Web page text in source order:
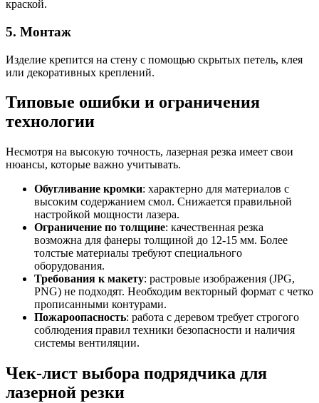
краской.
5. Монтаж
Изделие крепится на стену с помощью скрытых петель, клея
или декоративных креплений.
Типовые ошибки и ограничения
технологии
Несмотря на высокую точность, лазерная резка имеет свои
нюансы, которые важно учитывать.
Обугливание кромки: характерно для материалов с
высоким содержанием смол. Снижается правильной
настройкой мощности лазера.
Ограничение по толщине: качественная резка
возможна для фанеры толщиной до 12-15 мм. Более
толстые материалы требуют специального
оборудования.
Требования к макету: растровые изображения (JPG,
PNG) не подходят. Необходим векторный формат с четко
прописанными контурами.
Пожароопасность: работа с деревом требует строгого
соблюдения правил техники безопасности и наличия
системы вентиляции.
Чек-лист выбора подрядчика для
лазерной резки